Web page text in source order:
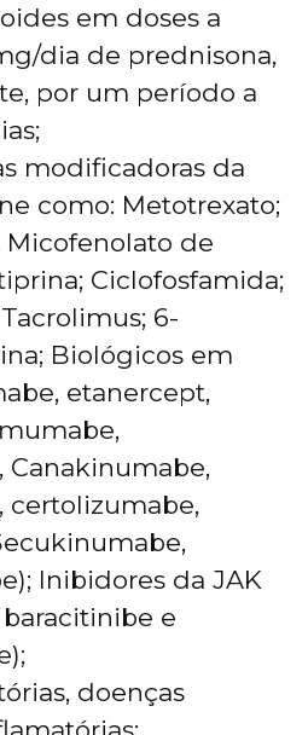
em doses a
dia de prednisona,
por um período a
modificadoras da
como: Metotrexato;
de
Ciclofosfamida;
6-
Biológicos em
etanercept,
Inibidores da JAK
e
doenças